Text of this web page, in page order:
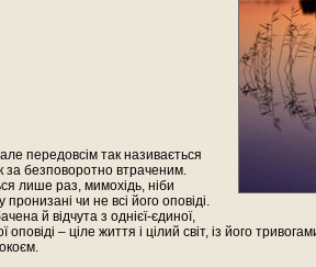
передовсім так називається
за безповоротно втраченим.
лише раз, мимохідь, ніби
чи не всі його оповіді.
й відчута з однієї-єдиної,
– ціле життя і цілий світ, із його